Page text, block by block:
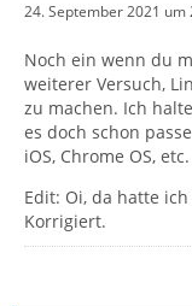
24. September 2021 um
Noch ein wenn du
weiterer Versuch,
zu machen. Ich
es doch schon
iOS, Chrome OS,
Edit: Oi, da hatte
Korrigiert.